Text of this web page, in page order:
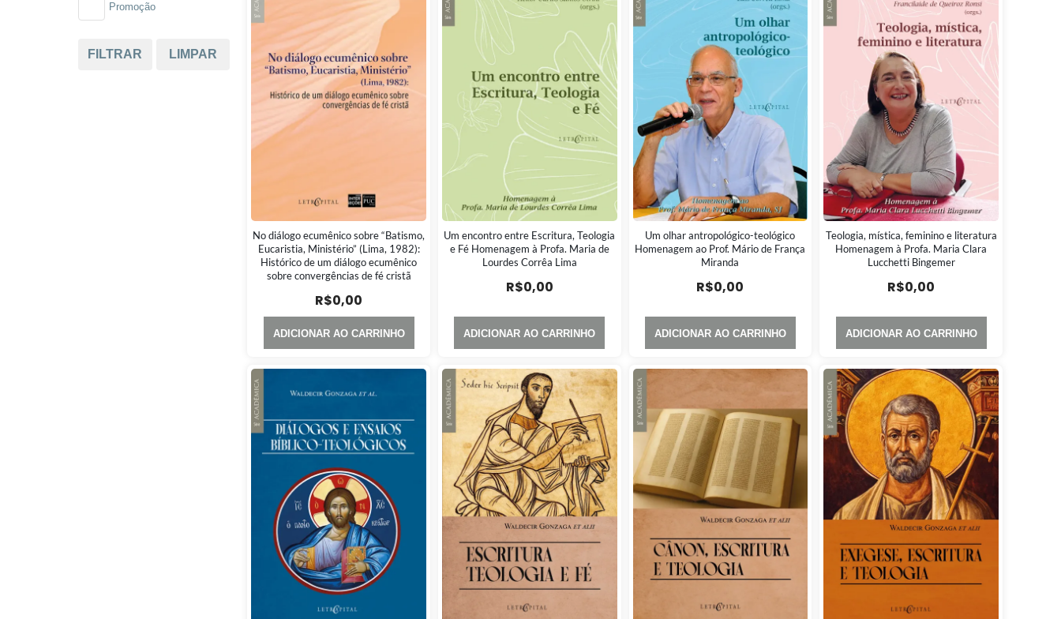
Promoção
FILTRAR LIMPAR
No diálogo ecumênico sobre “Batismo,
Eucaristia, Ministério” (Lima, 1982):
Histórico de um diálogo ecumênico
sobre convergências de fé cristã
R$0,00
ADICIONAR AO CARRINHO
Um encontro entre Escritura, Teologia
e Fé Homenagem à Profa. Maria de
Lourdes Corrêa Lima
R$0,00
ADICIONAR AO CARRINHO
Um olhar antropológico-teológico
Homenagem ao Prof. Mário de França
Miranda
R$0,00
ADICIONAR AO CARRINHO
Teologia, mística, feminino e literatura
Homenagem à Profa. Maria Clara
Lucchetti Bingemer
R$0,00
ADICIONAR AO CARRINHO